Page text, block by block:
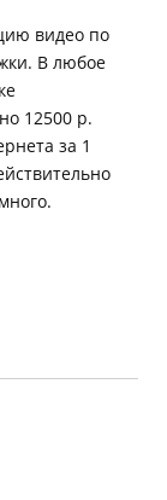
видео по
В любое
12500 р.
за 1